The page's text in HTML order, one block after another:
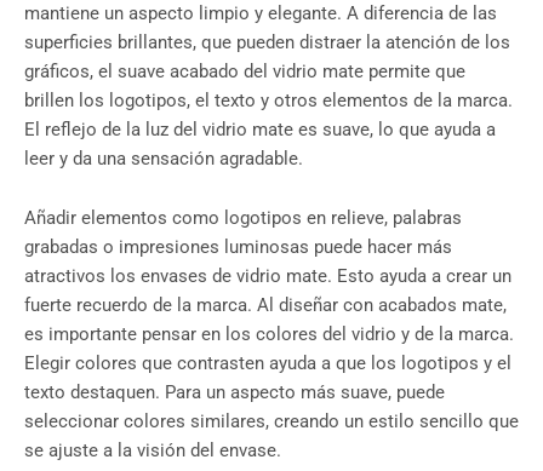
mantiene un aspecto limpio y elegante. A diferencia de las
superficies brillantes, que pueden distraer la atención de los
gráficos, el suave acabado del vidrio mate permite que
brillen los logotipos, el texto y otros elementos de la marca.
El reflejo de la luz del vidrio mate es suave, lo que ayuda a
leer y da una sensación agradable.
Añadir elementos como logotipos en relieve, palabras
grabadas o impresiones luminosas puede hacer más
atractivos los envases de vidrio mate. Esto ayuda a crear un
fuerte recuerdo de la marca. Al diseñar con acabados mate,
es importante pensar en los colores del vidrio y de la marca.
Elegir colores que contrasten ayuda a que los logotipos y el
texto destaquen. Para un aspecto más suave, puede
seleccionar colores similares, creando un estilo sencillo que
se ajuste a la visión del envase.